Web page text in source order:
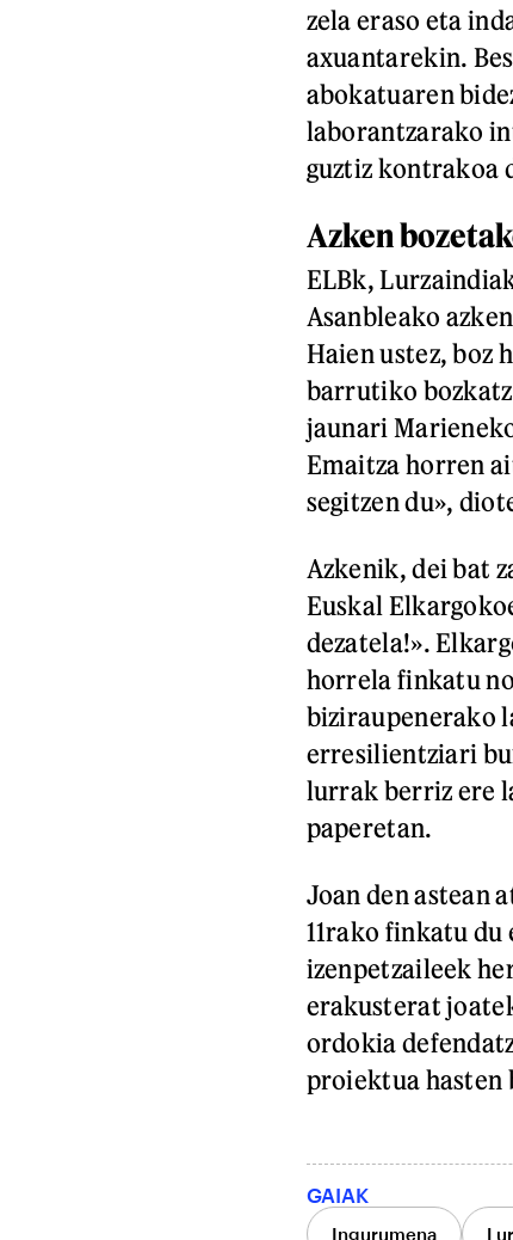
zela eraso eta
axuantarekin.
abokatuaren
laborantzarako
guztiz kontrakoa
Azken
ELBk,
Asanbleako
Haien ustez, boz
barrutiko
jaunari
Emaitza horren
segitzen du»,
Azkenik, dei bat
Euskal
dezatela!».
horrela finkatu
biziraupenerako
erresilientziari
lurrak berriz ere
paperetan.
Joan den astean
11rako finkatu du
izenpetzaileek
erakusterat
ordokia
proiektua hasten
GAIAK
Ingurumena